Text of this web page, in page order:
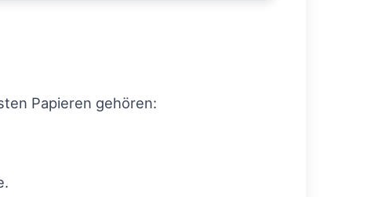
Papieren gehören: